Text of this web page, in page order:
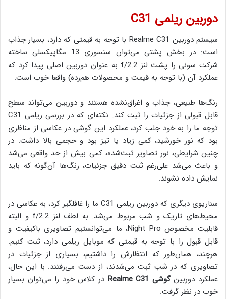
دوربین ریلمی C31
سیستم دوربین Realme C31 با توجه به قیمتی که دارد، بسیار جذاب
است: در بخش پشتی می‌توان سنسوری 13 مگاپیکسلی ساخته
شرکت سونی را پشت لنز f/2.2 به عنوان دوربین اصلی پیدا کرد که
عملکرد آن (با توجه به قیمت و محصولات هم‌رده) واقعا خوب است.
رنگ‌ها طبیعی، جذاب و اغراق‌نشده هستند و دوربین می‌تواند سطح
قابل قبولی از جزئیات را ثبت کند. نکته‌ای که در بررسی ریلمی C31
توجه ما را به خود جلب کرد، عملکرد این گوشی در عکاسی از مناظری
بود که نور خورشید، کمی زیاد یا تیز بود و حجمی بالا داشت. در
چنین شرایطی، نور تصاویر ثبت‌شده، کمی بیش از حد واقعی می‌شد
و باعث می‌شد علی‌رغم ثبت دقیق جزئیات، رنگ‌ها آن‌گونه که باید
نمایش داده نشوند.
سناریوی دیگری که دوربین ریلمی C31 ما را غافلگیر کرد، به عکاسی در
محیط‌های تاریک و شب مربوط می‌شد. به لطف لنز f/2.2 و البته
قابلیت مخصوص Night Pro، ما می‌توانستیم تصاویری باکیفیت و
قابل قبول را با توجه به قیمتی که موبایل ریلمی دارد، ثبت کنیم.
هرچند، همان‌طور که انتظارش را داشتیم، بسیاری از جزئیات در
تصاویری که در شب ثبت می‌شدند، از دست می‌رفتند. با این حال،
عملکرد دوربینگوشی Realme C31
در کلاس خود را می‌توان بسیار
خوب در نظر گرفت.